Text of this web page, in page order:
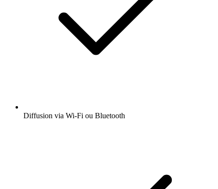
Diffusion via Wi-Fi ou Bluetooth